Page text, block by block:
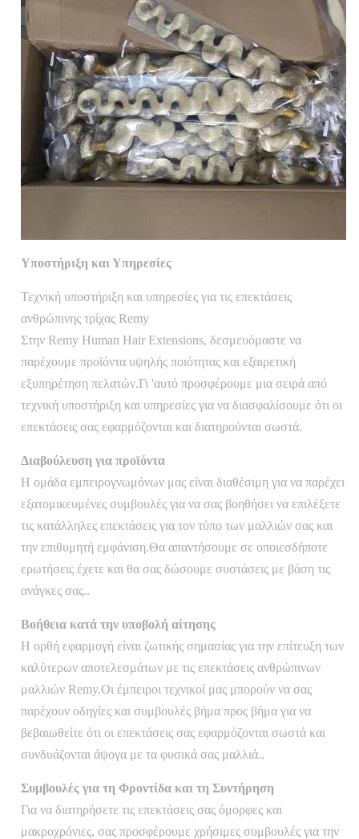
Υποστήριξη και Υπηρεσίες
Τεχνική υποστήριξη και υπηρεσίες για τις επεκτάσεις
ανθρώπινης τρίχας Remy
Στην Remy Human Hair Extensions, δεσμευόμαστε να
παρέχουμε προϊόντα υψηλής ποιότητας και εξαιρετική
εξυπηρέτηση πελατών.Γι 'αυτό προσφέρουμε μια σειρά από
τεχνική υποστήριξη και υπηρεσίες για να διασφαλίσουμε ότι οι
επεκτάσεις σας εφαρμόζονται και διατηρούνται σωστά.
Διαβούλευση για προϊόντα
Η ομάδα εμπειρογνωμόνων μας είναι διαθέσιμη για να παρέχει
εξατομικευμένες συμβουλές για να σας βοηθήσει να επιλέξετε
τις κατάλληλες επεκτάσεις για τον τύπο των μαλλιών σας και
την επιθυμητή εμφάνιση.Θα απαντήσουμε σε οποιεσδήποτε
ερωτήσεις έχετε και θα σας δώσουμε συστάσεις με βάση τις
ανάγκες σας..
Βοήθεια κατά την υποβολή αίτησης
Η ορθή εφαρμογή είναι ζωτικής σημασίας για την επίτευξη των
καλύτερων αποτελεσμάτων με τις επεκτάσεις ανθρώπινων
μαλλιών Remy.Οι έμπειροι τεχνικοί μας μπορούν να σας
παρέχουν οδηγίες και συμβουλές βήμα προς βήμα για να
βεβαιωθείτε ότι οι επεκτάσεις σας εφαρμόζονται σωστά και
συνδυάζονται άψογα με τα φυσικά σας μαλλιά..
Συμβουλές για τη Φροντίδα και τη Συντήρηση
Για να διατηρήσετε τις επεκτάσεις σας όμορφες και
μακροχρόνιες, σας προσφέρουμε χρήσιμες συμβουλές για την